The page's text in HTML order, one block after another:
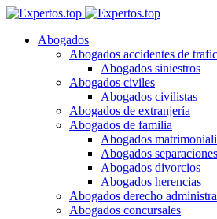
Abogados
Abogados accidentes de
Abogados siniestros
Abogados civiles
Abogados civilistas
Abogados de extranjería
Abogados de familia
Abogados
Abogados separaciones
Abogados divorcios
Abogados herencias
Abogados derecho
Abogados concursales